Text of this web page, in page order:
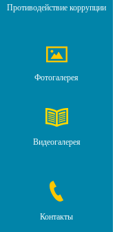
Противодействие коррупции
Фотогалерея
Видеогалерея
Контакты